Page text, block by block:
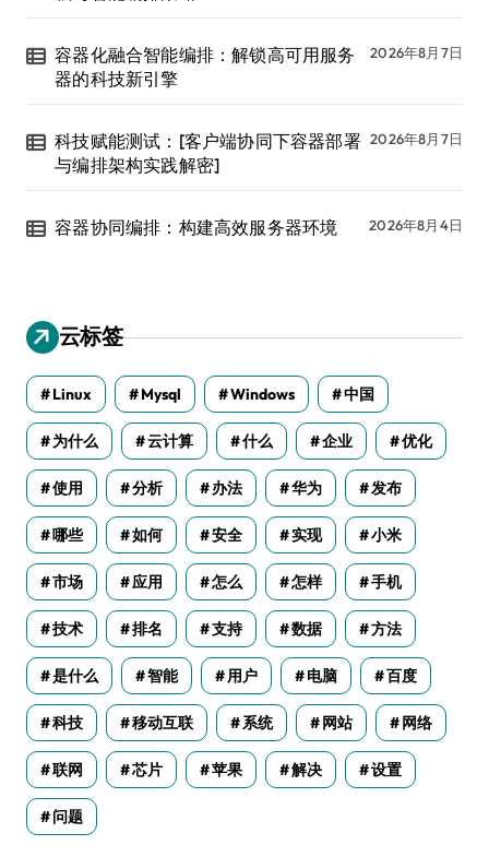
容器化融合智能编排：解锁高可用服务
器的科技新引擎
2026年8月7日
科技赋能测试：[客户端协同下容器部署
与编排架构实践解密]
2026年8月7日
容器协同编排：构建高效服务器环境 2026年8月4日
云标签
Linux Mysql Windows 中国
为什么 云计算 什么 企业 优化
使用 分析 办法 华为 发布
哪些 如何 安全 实现 小米
市场 应用 怎么 怎样 手机
技术 排名 支持 数据 方法
是什么 智能 用户 电脑 百度
科技 移动互联 系统 网站 网络
联网 芯片 苹果 解决 设置
问题